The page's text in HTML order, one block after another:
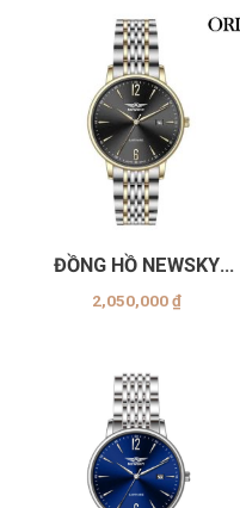
ĐỒNG HỒ NEWSKY
NS5010G.S04
2,050,000₫